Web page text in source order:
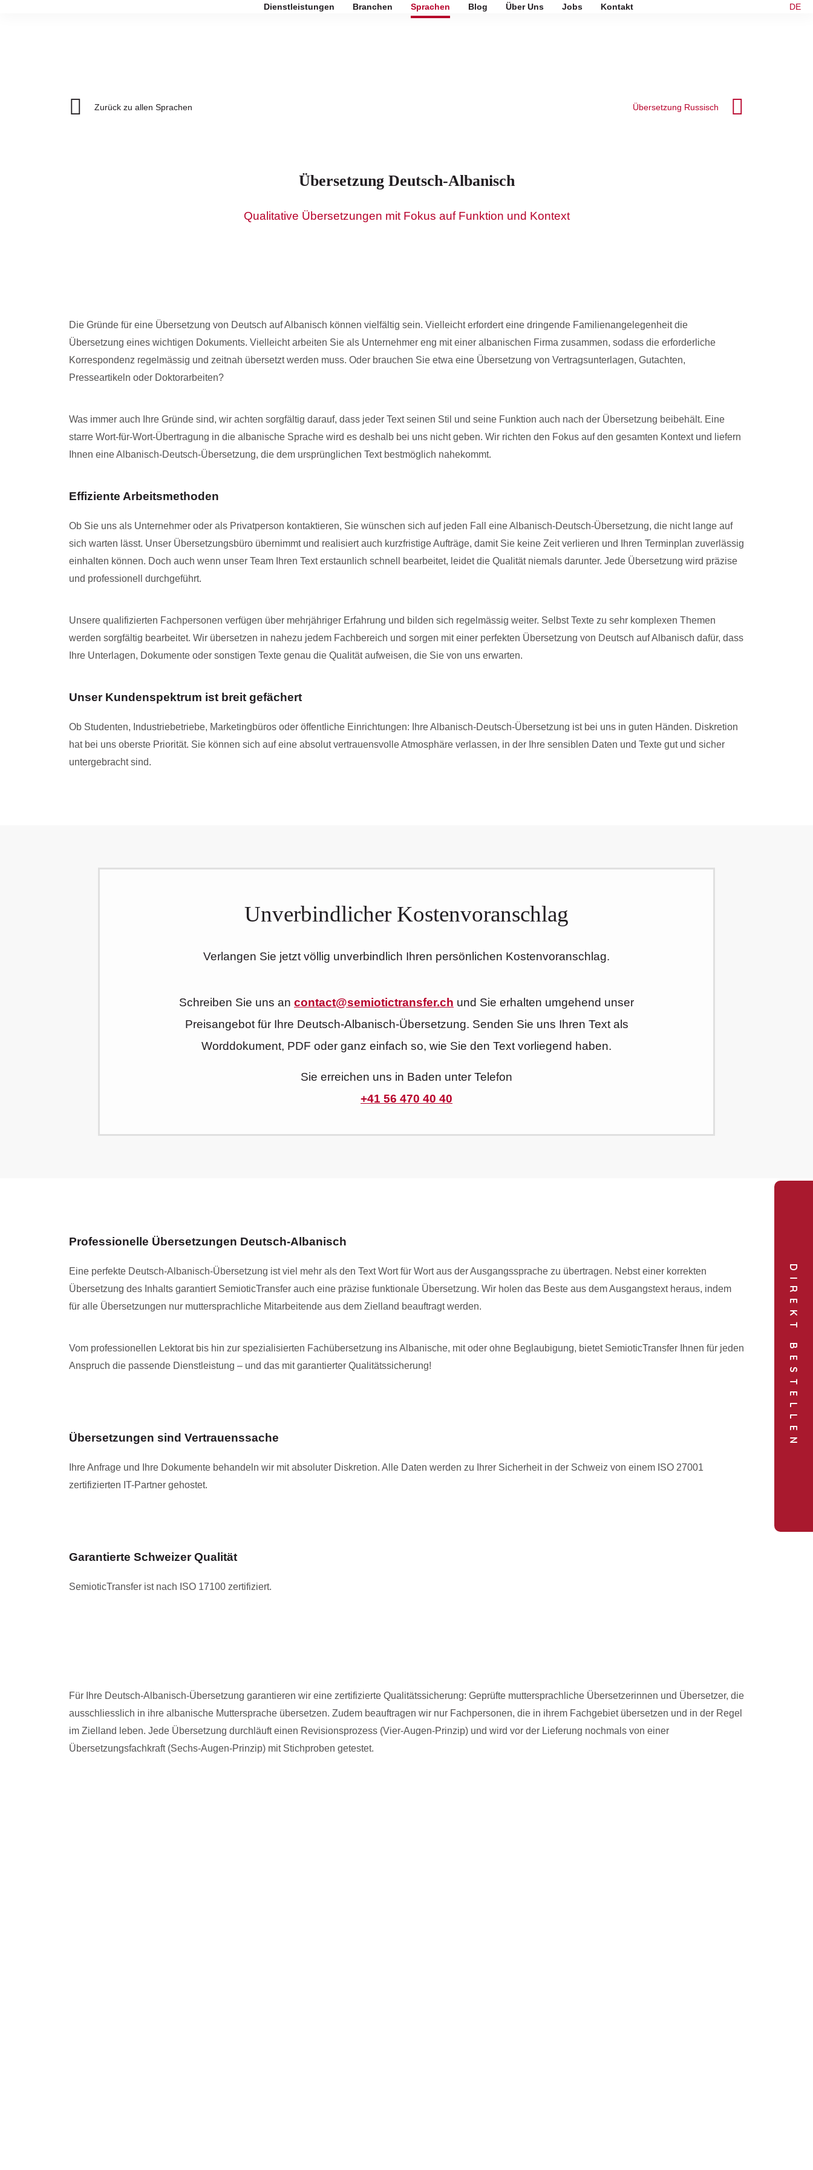
Dienstleistungen Branchen Sprachen Blog Über Uns Jobs Kontakt DE
Zurück zu allen Sprachen Übersetzung Russisch
Übersetzung Deutsch-Albanisch
Qualitative Übersetzungen mit Fokus auf Funktion und Kontext
Die Gründe für eine Übersetzung von Deutsch auf Albanisch können vielfältig sein. Vielleicht erfordert eine dringende Familienangelegenheit die
Übersetzung eines wichtigen Dokuments. Vielleicht arbeiten Sie als Unternehmer eng mit einer albanischen Firma zusammen, sodass die erforderliche
Korrespondenz regelmässig und zeitnah übersetzt werden muss. Oder brauchen Sie etwa eine Übersetzung von Vertragsunterlagen, Gutachten,
Presseartikeln oder Doktorarbeiten?
Was immer auch Ihre Gründe sind, wir achten sorgfältig darauf, dass jeder Text seinen Stil und seine Funktion auch nach der Übersetzung beibehält. Eine
starre Wort-für-Wort-Übertragung in die albanische Sprache wird es deshalb bei uns nicht geben. Wir richten den Fokus auf den gesamten Kontext und liefern
Ihnen eine Albanisch-Deutsch-Übersetzung, die dem ursprünglichen Text bestmöglich nahekommt.
Effiziente Arbeitsmethoden
Ob Sie uns als Unternehmer oder als Privatperson kontaktieren, Sie wünschen sich auf jeden Fall eine Albanisch-Deutsch-Übersetzung, die nicht lange auf
sich warten lässt. Unser Übersetzungsbüro übernimmt und realisiert auch kurzfristige Aufträge, damit Sie keine Zeit verlieren und Ihren Terminplan zuverlässig
einhalten können. Doch auch wenn unser Team Ihren Text erstaunlich schnell bearbeitet, leidet die Qualität niemals darunter. Jede Übersetzung wird präzise
und professionell durchgeführt.
Unsere qualifizierten Fachpersonen verfügen über mehrjähriger Erfahrung und bilden sich regelmässig weiter. Selbst Texte zu sehr komplexen Themen
werden sorgfältig bearbeitet. Wir übersetzen in nahezu jedem Fachbereich und sorgen mit einer perfekten Übersetzung von Deutsch auf Albanisch dafür, dass
Ihre Unterlagen, Dokumente oder sonstigen Texte genau die Qualität aufweisen, die Sie von uns erwarten.
Unser Kundenspektrum ist breit gefächert
Ob Studenten, Industriebetriebe, Marketingbüros oder öffentliche Einrichtungen: Ihre Albanisch-Deutsch-Übersetzung ist bei uns in guten Händen. Diskretion
hat bei uns oberste Priorität. Sie können sich auf eine absolut vertrauensvolle Atmosphäre verlassen, in der Ihre sensiblen Daten und Texte gut und sicher
untergebracht sind.
Unverbindlicher Kostenvoranschlag
Verlangen Sie jetzt völlig unverbindlich Ihren persönlichen Kostenvoranschlag.
Schreiben Sie uns an contact@semiotictransfer.ch und Sie erhalten umgehend unser
Preisangebot für Ihre Deutsch-Albanisch-Übersetzung. Senden Sie uns Ihren Text als
Worddokument, PDF oder ganz einfach so, wie Sie den Text vorliegend haben.
Sie erreichen uns in Baden unter Telefon
+41 56 470 40 40
Professionelle Übersetzungen Deutsch-Albanisch
Eine perfekte Deutsch-Albanisch-Übersetzung ist viel mehr als den Text Wort für Wort aus der Ausgangssprache zu übertragen. Nebst einer korrekten
Übersetzung des Inhalts garantiert SemioticTransfer auch eine präzise funktionale Übersetzung. Wir holen das Beste aus dem Ausgangstext heraus, indem
für alle Übersetzungen nur muttersprachliche Mitarbeitende aus dem Zielland beauftragt werden.
Vom professionellen Lektorat bis hin zur spezialisierten Fachübersetzung ins Albanische, mit oder ohne Beglaubigung, bietet SemioticTransfer Ihnen für jeden
Anspruch die passende Dienstleistung – und das mit garantierter Qualitätssicherung!
Übersetzungen sind Vertrauenssache
Ihre Anfrage und Ihre Dokumente behandeln wir mit absoluter Diskretion. Alle Daten werden zu Ihrer Sicherheit in der Schweiz von einem ISO 27001
zertifizierten IT-Partner gehostet.
Garantierte Schweizer Qualität
SemioticTransfer ist nach ISO 17100 zertifiziert.
Für Ihre Deutsch-Albanisch-Übersetzung garantieren wir eine zertifizierte Qualitätssicherung: Geprüfte muttersprachliche Übersetzerinnen und Übersetzer, die
ausschliesslich in ihre albanische Muttersprache übersetzen. Zudem beauftragen wir nur Fachpersonen, die in ihrem Fachgebiet übersetzen und in der Regel
im Zielland leben. Jede Übersetzung durchläuft einen Revisionsprozess (Vier-Augen-Prinzip) und wird vor der Lieferung nochmals von einer
Übersetzungsfachkraft (Sechs-Augen-Prinzip) mit Stichproben getestet.
DIREKT BESTELLEN